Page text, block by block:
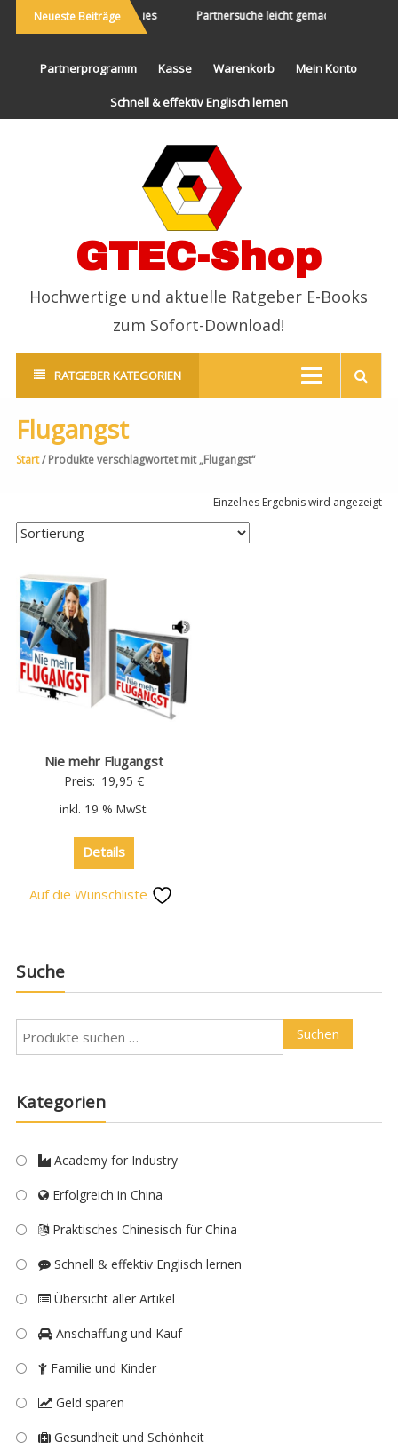
Neueste Beiträge
Die Welt bereisen und Neues Partnersuche leicht gemacht
Partnerprogramm Kasse Warenkorb Mein Konto
Schnell & effektiv Englisch lernen
GTEC-Shop
Hochwertige und aktuelle Ratgeber E-Books
zum Sofort-Download!
RATGEBER KATEGORIEN
Flugangst
Start/ Produkte verschlagwortet mit „Flugangst“
Einzelnes Ergebnis wird angezeigt
Nie mehr Flugangst
Preis: 19,95 €
inkl. 19 % MwSt.
Details
Auf die Wunschliste
Suche
Suchen
Kategorien
Academy for Industry
Erfolgreich in China
Praktisches Chinesisch für China
Schnell & effektiv Englisch lernen
Übersicht aller Artikel
Anschaffung und Kauf
Familie und Kinder
Geld sparen
Gesundheit und Schönheit